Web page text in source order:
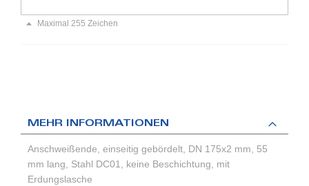
Maximal 255 Zeichen
MEHR INFORMATIONEN
Anschweißende, einseitig gebördelt, DN 175x2 mm, 55
mm lang, Stahl DC01, keine Beschichtung, mit
Erdungslasche